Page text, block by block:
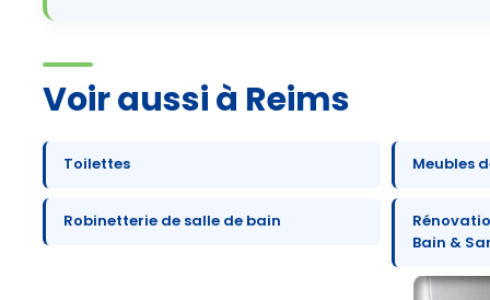
Voir aussi à Reims
Toilettes Meubles
Robinetterie de salle de bain
Bain &